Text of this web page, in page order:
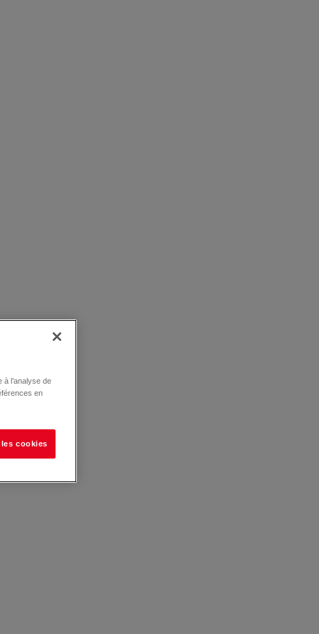
l’analyse de
en
cookies